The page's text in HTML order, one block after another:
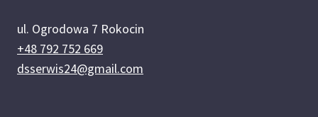
ul. Ogrodowa 7 Rokocin
+48 792 752 669
dsserwis24@gmail.com